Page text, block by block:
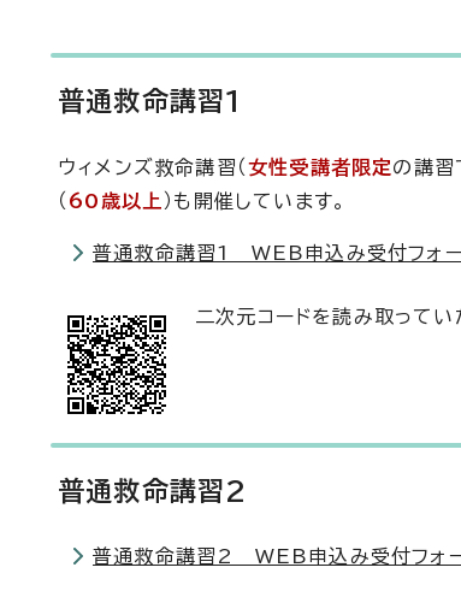
普通救命講習1
ウィメンズ救命講習（ 女性受講者限定の講習
（ 60歳以上 ）も開催しています。
普通救命講習1 WEB申込み受付フォ
二次元コードを読み取って
普通救命講習2
普通救命講習2 WEB申込み受付フォ